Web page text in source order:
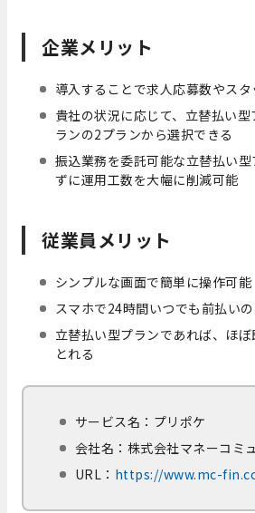
企業メリット
導入することで求人応募数やス
貴社の状況に応じて、立替払い
ランの2プランから選択できる
振込業務を委託可能な立替払い
ずに運用工数を大幅に削減可能
従業員メリット
シンプルな画面で簡単に操作可能
スマホで24時間いつでも前払い
立替払い型プランであれば、ほ
とれる
サービス名：プリポケ
会社名：株式会社マネーコミ
URL： https://www.mc-